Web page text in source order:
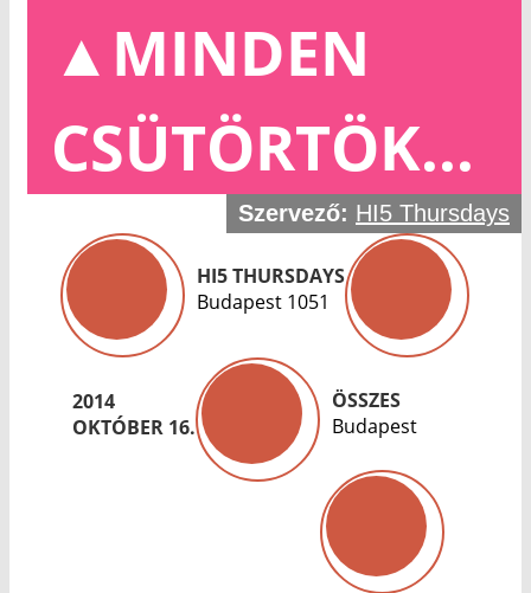
▲MINDEN
CSÜTÖRTÖK...
Szervező: HI5 Thursdays
HI5 THURSDAYS
Budapest 1051
2014
OKTÓBER 16.
ÖSSZES
Budapest